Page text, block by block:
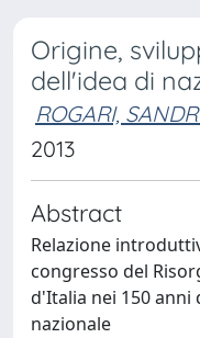
Origine,
dell'idea di
ROGARI,
2013
Abstract
Relazione
congresso del
d'Italia nei 150 anni
nazionale